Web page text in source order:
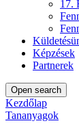
17.
Képzések
Partnerek
Open search
Kezdőlap
Tananyagok